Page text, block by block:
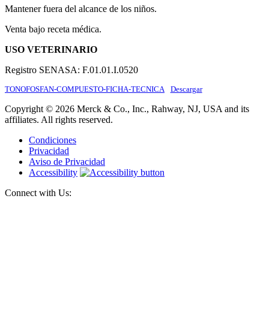
Mantener fuera del alcance de los niños.
Venta bajo receta médica.
USO VETERINARIO
Registro SENASA: F.01.01.I.0520
TONOFOSFAN-COMPUESTO-FICHA-TECNICA Descargar
Copyright © 2026 Merck & Co., Inc., Rahway, NJ, USA and its
affiliates. All rights reserved.
Condiciones
Privacidad
Aviso de Privacidad
Accessibility
Connect with Us: